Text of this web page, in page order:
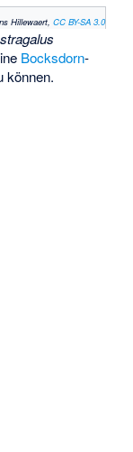
Hillewaert, CC BY-SA 3.0
Bocksdorn-
können.